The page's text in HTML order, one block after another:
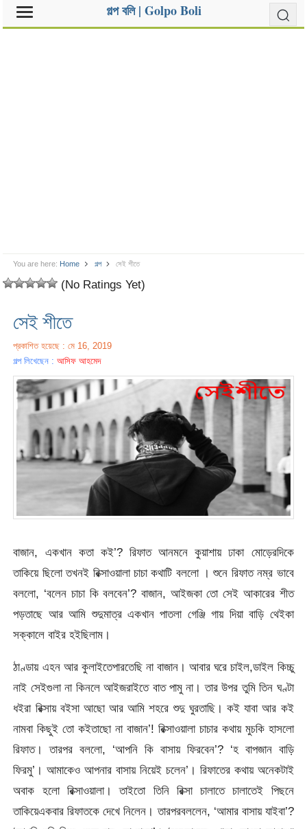
গল্প বলি | Golpo Boli
You are here: Home গল্প সেই শীতে
(No Ratings Yet)
সেই শীতে
প্রকাশিত হয়েছে : মে 16, 2019
গল্প লিখেছেন :আসিফ আহমেদ
বাজান, একখান কতা কই’? রিফাত আনমনে কুয়াশায় ঢাকা মোড়েরদিকে
তাকিয়ে ছিলো তখনই রিক্সাওয়ালা চাচা কথাটি বললো । শুনে রিফাত নম্র ভাবে
বললো, ‘বলেন চাচা কি বলবেন’? বাজান, আইজকা তো সেই আকারের শীত
পড়তাছে আর আমি শুদুমাত্র একখান পাতলা গেঞ্জি গায় দিয়া বাড়ি থেইকা
সক্কালে বাইর হইছিলাম।
ঠাণ্ডায় এহন আর কুলাইতেপারতেছি না বাজান। আবার ঘরে চাইল,ডাইল কিচ্চু
নাই সেইগুলা না কিনলে আইজরাইতে বাত পামু না। তার উপর তুমি তিন ঘণ্টা
ধইরা রিক্সায় বইসা আছো আর আমি শহরে শুদু ঘুরতাছি। কই যাবা আর কই
নামবা কিছুই তো কইতাছো না বাজান’! রিক্সাওয়ালা চাচার কথায় মুচকি হাসলো
রিফাত। তারপর বললো, ‘আপনি কি বাসায় ফিরবেন’? ‘হ বাপজান বাড়ি
ফিরমু’। আমাকেও আপনার বাসায় নিয়েই চলেন’। রিফাতের কথায় অনেকটাই
অবাক হলো রিক্সাওয়ালা। তাইতো তিনি রিক্সা চালাতে চালাতেই পিছনে
তাকিয়েএকবার রিফাতকে দেখে নিলেন। তারপরবললেন, ‘আমার বাসায় যাইবা’?